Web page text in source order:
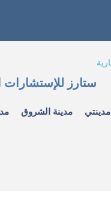
ستارز للإستشارات
مدينتي مدينة الشروق